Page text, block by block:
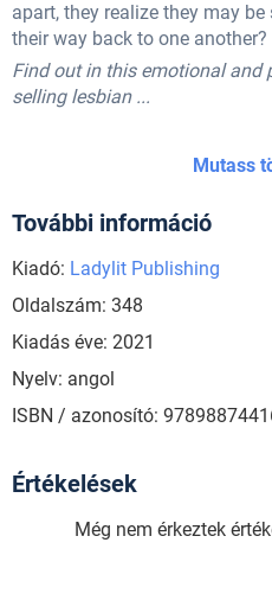
apart, they realize they may
their way back to one another?
Find out in this emotional and
selling lesbian ...
Mutass
További információ
Kiadó: Ladylit Publishing
Oldalszám: 348
Kiadás éve: 2021
Nyelv: angol
ISBN / azonosító:
Értékelések
Még nem érkeztek